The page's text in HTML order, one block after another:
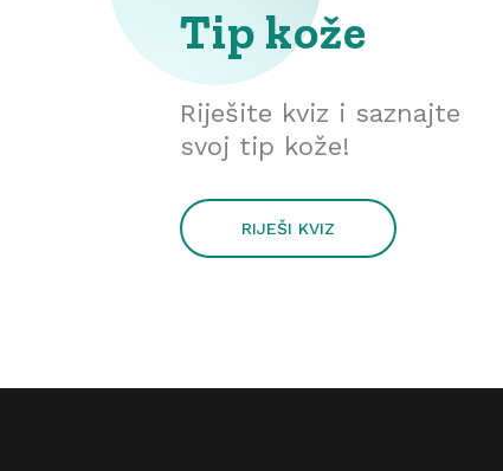
Tip kože
Riješite kviz i saznajte
svoj tip kože!
RIJEŠI KVIZ